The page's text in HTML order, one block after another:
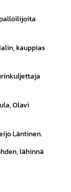
kauppias
Olavi
Läntinen.
lähinnä